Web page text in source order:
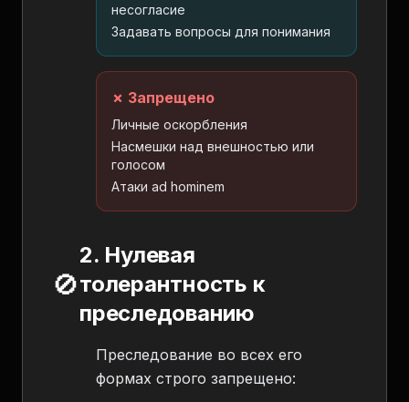
несогласие
Задавать вопросы для понимания
✗ Запрещено
Личные оскорбления
Насмешки над внешностью или
голосом
Атаки ad hominem
🚫
2. Нулевая
толерантность к
преследованию
Преследование во всех его
формах строго запрещено: